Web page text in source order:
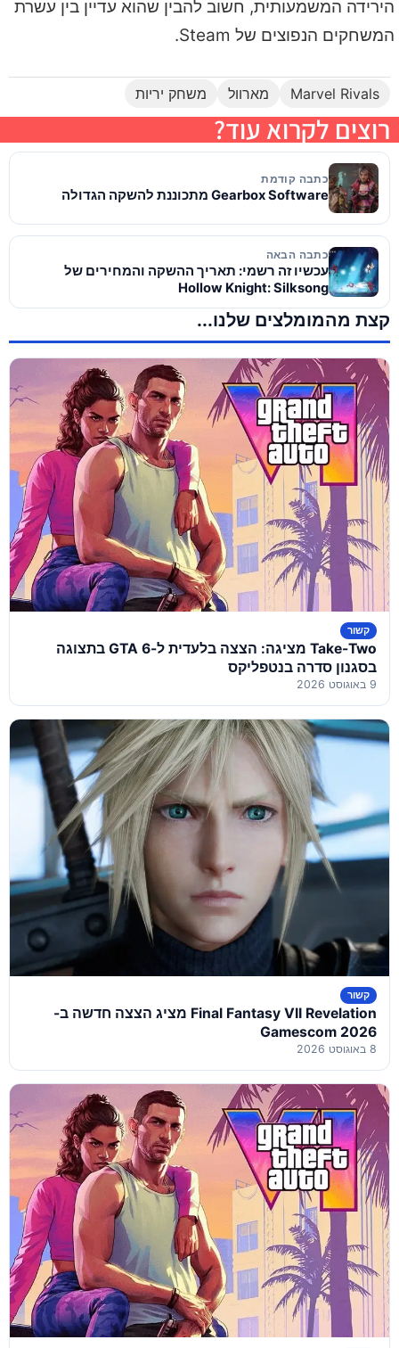
הירידה המשמעותית, חשוב להבין שהוא עדיין בין עשרת
המשחקים הנפוצים של Steam.
Marvel Rivals מארוול משחק יריות
רוצים לקרוא עוד?
כתבה קודמת
Gearbox Software מתכוננת להשקה הגדולה
כתבה הבאה
עכשיו זה רשמי: תאריך ההשקה והמחירים של
Hollow Knight: Silksong
קצת מהמומלצים שלנו...
קשור
Take-Two מציגה: הצצה בלעדית ל-GTA 6 בתצוגה
בסגנון סדרה בנטפליקס
9 באוגוסט 2026
קשור
Final Fantasy VII Revelation מציג הצצה חדשה ב-
Gamescom 2026
8 באוגוסט 2026